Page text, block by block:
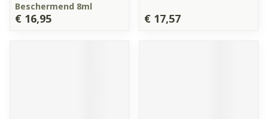
Beschermend 8ml
€ 16,95 € 17,57